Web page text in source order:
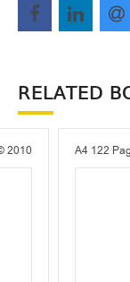
RELATED
2010 A4 122